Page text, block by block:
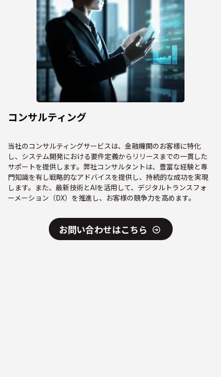
コンサルティング
当社のコンサルティングサービスは、金融機関のお客様に特化
し、システム開発における要件定義からリリースまでの一貫した
サポートを提供します。弊社コンサルタントは、豊富な経験と専
門知識を有し戦略的なアドバイスを提供し、持続的な成功を実現
します。また、最新技術とAIを活用して、デジタルトランスフォ
ーメーション（DX）を推進し、お客様の競争力を高めます。
お問い合わせはこちら